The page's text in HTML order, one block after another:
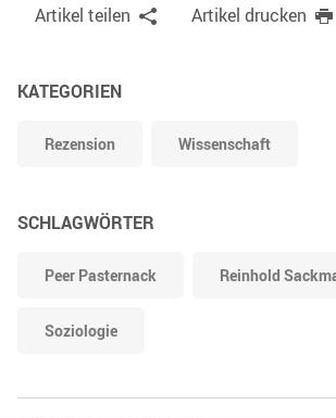
Artikel teilen Artikel drucken
KATEGORIEN
Rezension Wissenschaft
SCHLAGWÖRTER
Peer Pasternack Reinhold
Soziologie